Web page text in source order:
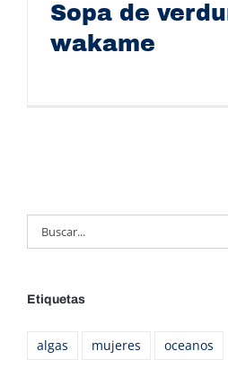
Sopa de
wakame
Buscar:
Etiquetas
algas mujeres oceanos